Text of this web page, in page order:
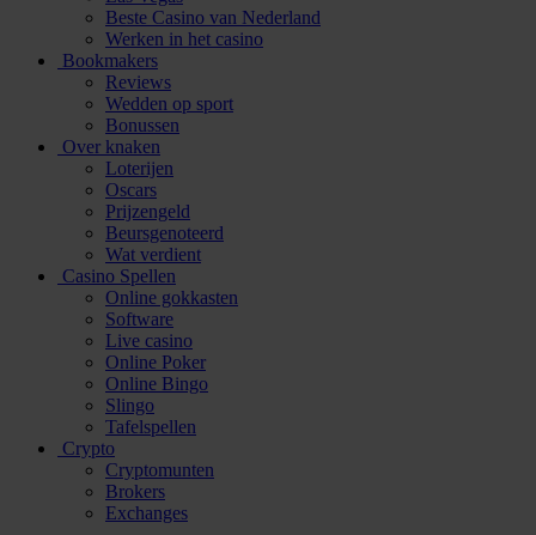
Beste Casino van Nederland
Werken in het casino
Bookmakers
Reviews
Wedden op sport
Bonussen
Over knaken
Loterijen
Oscars
Prijzengeld
Beursgenoteerd
Wat verdient
Casino Spellen
Online gokkasten
Software
Live casino
Online Poker
Online Bingo
Slingo
Tafelspellen
Crypto
Cryptomunten
Brokers
Exchanges